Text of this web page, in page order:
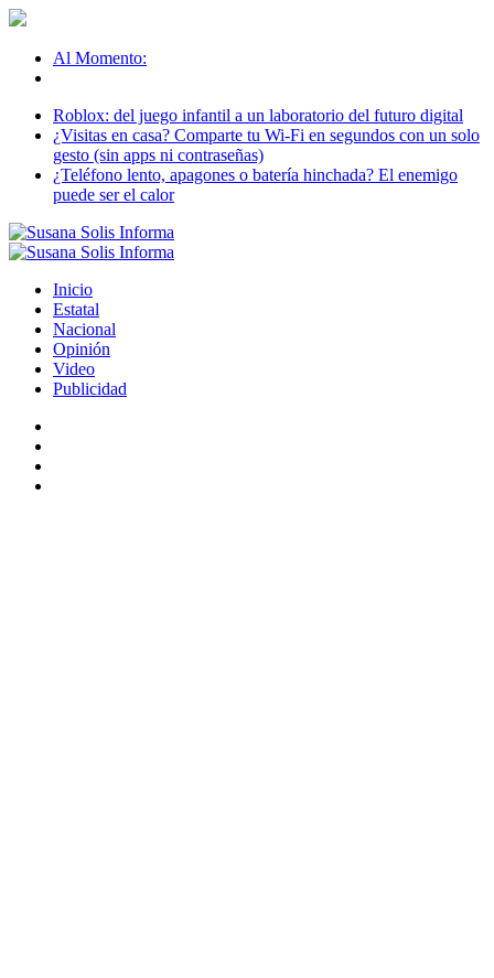
Al Momento:
Roblox: del juego infantil a un laboratorio del futuro digital
¿Visitas en casa? Comparte tu Wi-Fi en segundos con un solo
gesto (sin apps ni contraseñas)
¿Teléfono lento, apagones o batería hinchada? El enemigo
puede ser el calor
Inicio
Estatal
Nacional
Opinión
Video
Publicidad